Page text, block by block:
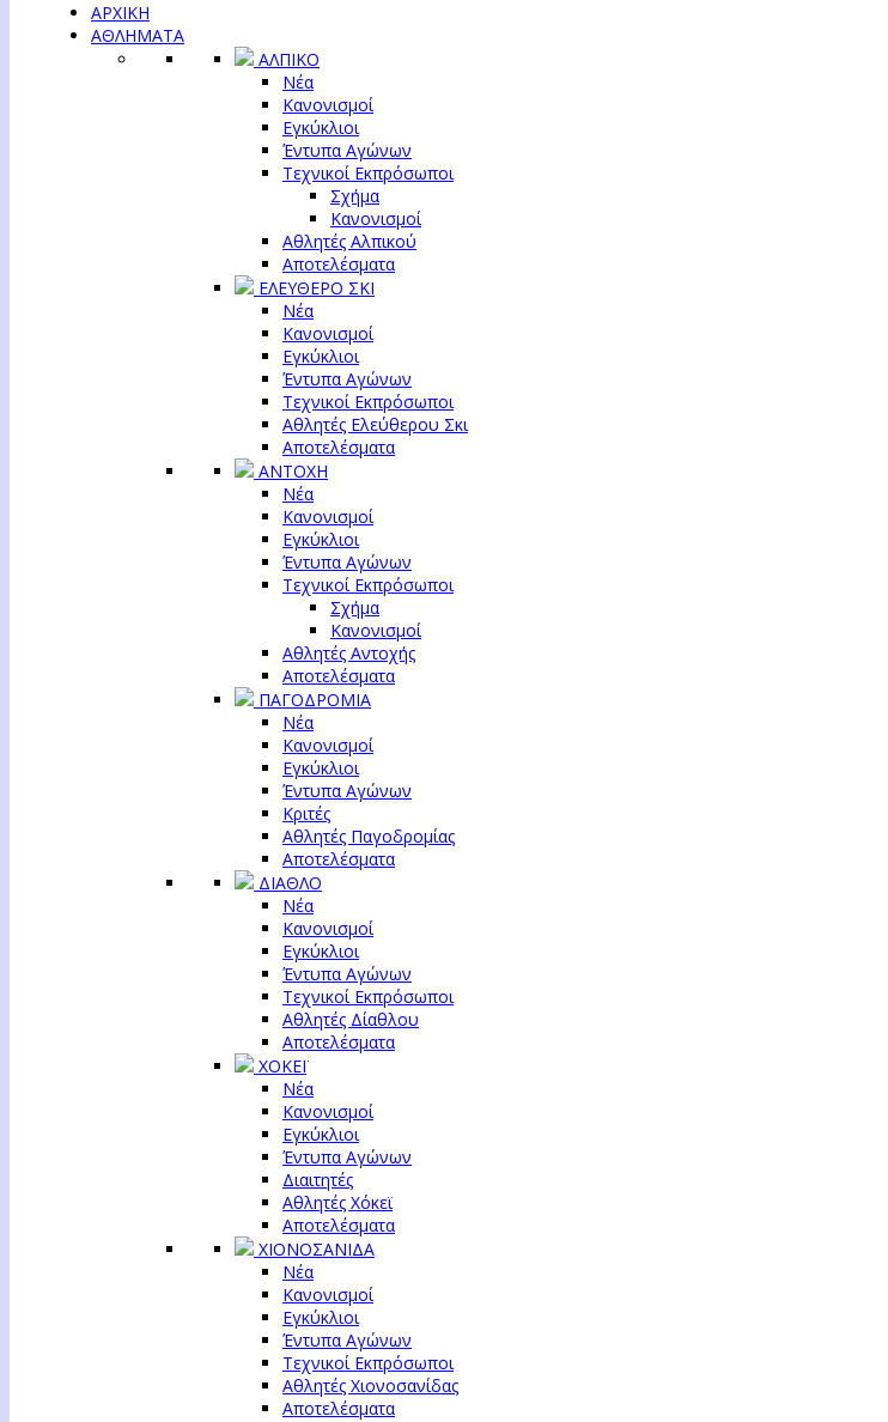
ΑΡΧΙΚΗ
ΑΘΛΗΜΑΤΑ
ΑΛΠΙΚΟ
Νέα
Κανονισμοί
Εγκύκλιοι
Έντυπα Αγώνων
Τεχνικοί Εκπρόσωποι
Σχήμα
Κανονισμοί
Αθλητές Αλπικού
Αποτελέσματα
ΕΛΕΥΘΕΡΟ ΣΚΙ
Νέα
Κανονισμοί
Εγκύκλιοι
Έντυπα Αγώνων
Τεχνικοί Εκπρόσωποι
Αθλητές Ελεύθερου Σκι
Αποτελέσματα
ΑΝΤΟΧΗ
Νέα
Κανονισμοί
Εγκύκλιοι
Έντυπα Αγώνων
Τεχνικοί Εκπρόσωποι
Σχήμα
Κανονισμοί
Αθλητές Αντοχής
Αποτελέσματα
ΠΑΓΟΔΡΟΜΙΑ
Νέα
Κανονισμοί
Εγκύκλιοι
Έντυπα Αγώνων
Κριτές
Αθλητές Παγοδρομίας
Αποτελέσματα
ΔΙΑΘΛΟ
Νέα
Κανονισμοί
Εγκύκλιοι
Έντυπα Αγώνων
Τεχνικοί Εκπρόσωποι
Αθλητές Δίαθλου
Αποτελέσματα
ΧΟΚΕΪ
Νέα
Κανονισμοί
Εγκύκλιοι
Έντυπα Αγώνων
Διαιτητές
Αθλητές Χόκεϊ
Αποτελέσματα
ΧΙΟΝΟΣΑΝΙΔΑ
Νέα
Κανονισμοί
Εγκύκλιοι
Έντυπα Αγώνων
Τεχνικοί Εκπρόσωποι
Αθλητές Χιονοσανίδας
Αποτελέσματα